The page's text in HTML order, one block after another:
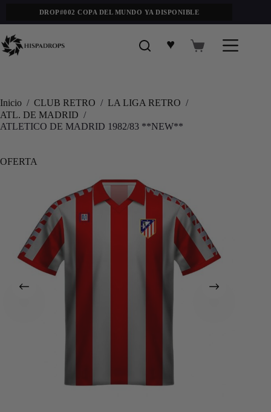
DROP#002 COPA DEL MUNDO YA DISPONIBLE
♥
Inicio / CLUB RETRO / LA LIGA RETRO /
ATL. DE MADRID /
ATLETICO DE MADRID 1982/83 **NEW**
OFERTA